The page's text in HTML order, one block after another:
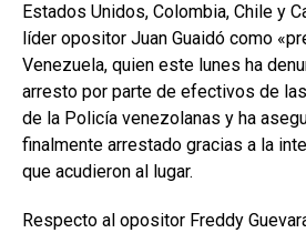
Estados Unidos, Colombia, Chile y
líder opositor Juan Guaidó como
Venezuela, quien este lunes ha
arresto por parte de efectivos de
de la Policía venezolanas y ha
finalmente arrestado gracias a la
que acudieron al lugar.
Respecto al opositor Freddy